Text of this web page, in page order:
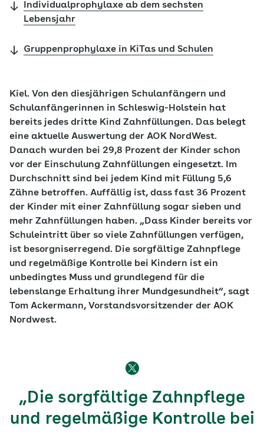
Individualprophylaxe ab dem sechsten
Lebensjahr
Gruppenprophylaxe in KiTas und Schulen
Kiel. Von den diesjährigen Schulanfängern und
Schulanfängerinnen in Schleswig-Holstein hat
bereits jedes dritte Kind Zahnfüllungen. Das belegt
eine aktuelle Auswertung der AOK NordWest.
Danach wurden bei 29,8 Prozent der Kinder schon
vor der Einschulung Zahnfüllungen eingesetzt. Im
Durchschnitt sind bei jedem Kind mit Füllung 5,6
Zähne betroffen. Auffällig ist, dass fast 36 Prozent
der Kinder mit einer Zahnfüllung sogar sieben und
mehr Zahnfüllungen haben. „Dass Kinder bereits vor
Schuleintritt über so viele Zahnfüllungen verfügen,
ist besorgniserregend. Die sorgfältige Zahnpflege
und regelmäßige Kontrolle bei Kindern ist ein
unbedingtes Muss und grundlegend für die
lebenslange Erhaltung ihrer Mundgesundheit“, sagt
Tom Ackermann, Vorstandsvorsitzender der AOK
Nordwest.
„Die sorgfältige Zahnpflege
und regelmäßige Kontrolle bei